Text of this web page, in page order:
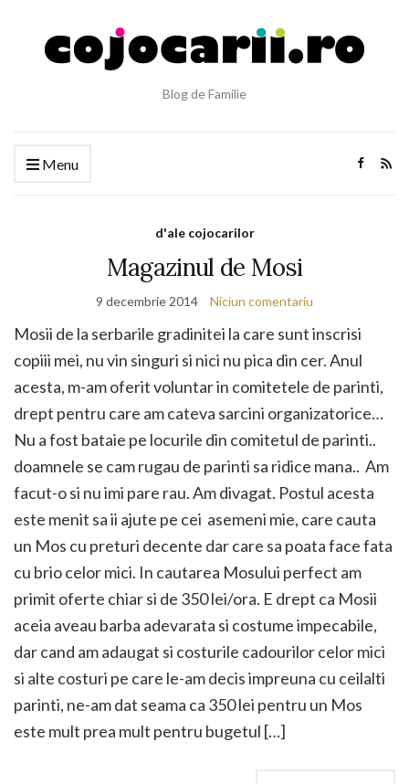
Blog de Familie
Menu
d'ale cojocarilor
Magazinul de Mosi
9 decembrie 2014 Niciun comentariu
Mosii de la serbarile gradinitei la care sunt inscrisi
copiii mei, nu vin singuri si nici nu pica din cer. Anul
acesta, m-am oferit voluntar in comitetele de parinti,
drept pentru care am cateva sarcini organizatorice…
Nu a fost bataie pe locurile din comitetul de parinti..
doamnele se cam rugau de parinti sa ridice mana.. Am
facut-o si nu imi pare rau. Am divagat. Postul acesta
este menit sa ii ajute pe cei asemeni mie, care cauta
un Mos cu preturi decente dar care sa poata face fata
cu brio celor mici. In cautarea Mosului perfect am
primit oferte chiar si de 350 lei/ora. E drept ca Mosii
aceia aveau barba adevarata si costume impecabile,
dar cand am adaugat si costurile cadourilor celor mici
si alte costuri pe care le-am decis impreuna cu ceilalti
parinti, ne-am dat seama ca 350 lei pentru un Mos
este mult prea mult pentru bugetul […]